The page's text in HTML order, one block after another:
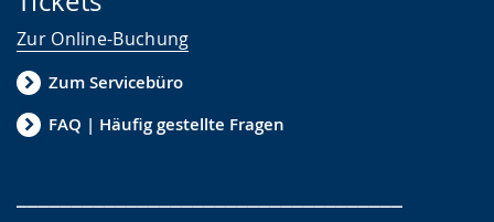
Zur Online-Buchung
Zum Servicebüro
FAQ | Häufig gestellte Fragen